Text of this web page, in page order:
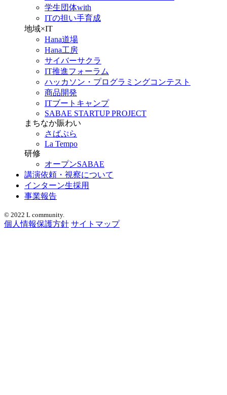
学生団体with
ITの担い手育成
地域×IT
Hana道場
Hana工房
サイバーサクラ
IT推進フォーラム
ハッカソン・プログラミングコンテスト
商品開発
ITブートキャンプ
SABAE STARTUP PROJECT
まちなか賑わい
さばぷら
La Tempo
研修
オープンSABAE
講演依頼・視察について
インターン生採用
事業報告
© 2022 L community.
個人情報保護方針 サイトマップ